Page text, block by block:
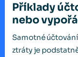
Příklady
nebo
Samotné
ztráty je